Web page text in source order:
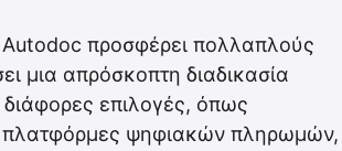
προσφέρει πολλαπλούς
μια απρόσκοπτη διαδικασία
επιλογές, όπως
πλατφόρμες ψηφιακών πληρωμών,